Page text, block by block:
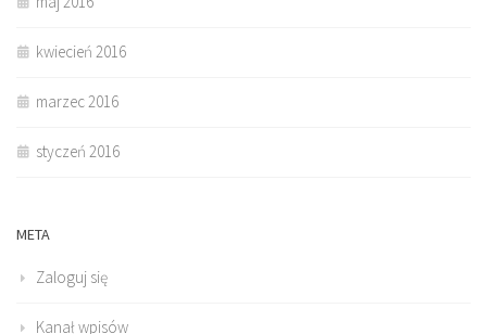
kwiecień 2016
marzec 2016
styczeń 2016
META
Zaloguj się
Kanał wpisów